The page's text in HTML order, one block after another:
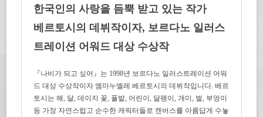
한국인의 사랑을 듬뿍 받고 있는 작가
베르토시의 데뷔작이자, 보르다노 일러스
트레이션 어워드 대상 수상작
『나비가 되고 싶어』는 1998년 보르다노 일러스트레이션 어워
드 대상 수상작이자 엠마누엘레 베르토시의 데뷔작입니다. 베르
토시는 해, 달, 데이지 꽃, 풀밭, 어린이, 달팽이, 개미, 벌, 부엉이
등 가장 자연스럽고 순수한 캐릭터들로 캔버스를 아름답게 수놓